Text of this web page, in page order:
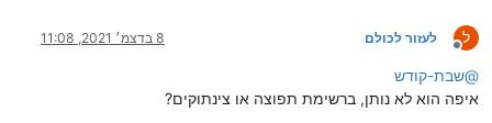
ל
מנותק
לעזור לכולם 8 בדצמ׳ 2021, 11:08
@שבת-קודש
איפה הוא לא נותן, ברשימת תפוצה או צינתוקים?